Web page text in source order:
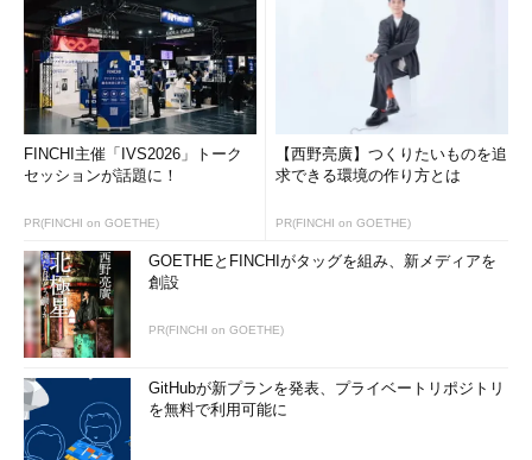
FINCHI主催「IVS2026」トーク
セッションが話題に！
PR(FINCHI on GOETHE)
【西野亮廣】つくりたいものを追
求できる環境の作り方とは
PR(FINCHI on GOETHE)
GOETHEとFINCHIがタッグを組み、新メディアを
創設
PR(FINCHI on GOETHE)
GitHubが新プランを発表、プライベートリポジトリ
を無料で利用可能に